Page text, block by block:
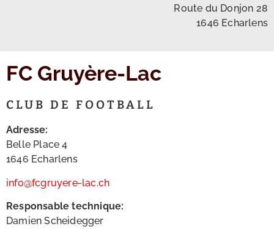
Route du Donjon 28
1646 Echarlens
FC Gruyère-Lac
CLUB DE FOOTBALL
Adresse:
Belle Place 4
1646 Echarlens
info@fcgruyere-lac.ch
Responsable technique:
Damien Scheidegger